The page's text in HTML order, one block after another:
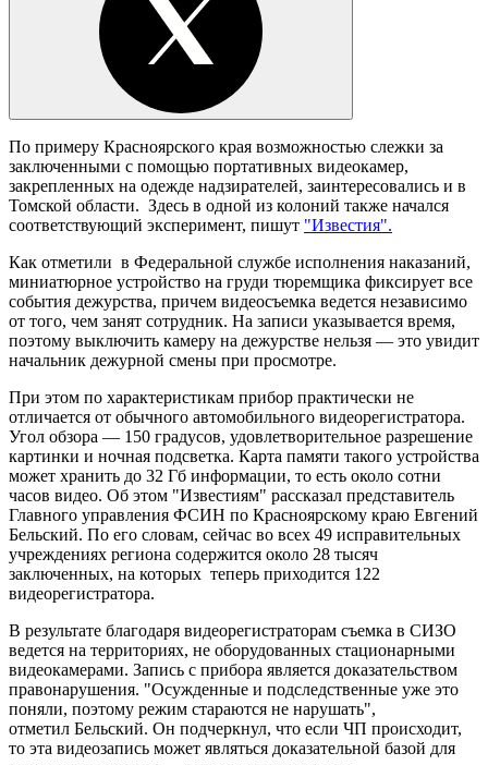
По примеру Красноярского края возможностью слежки за
заключенными с помощью портативных видеокамер,
закрепленных на одежде надзирателей, заинтересовались и в
Томской области. Здесь в одной из колоний также начался
соответствующий эксперимент, пишут "Известия".
Как отметили в Федеральной службе исполнения наказаний,
миниатюрное устройство на груди тюремщика фиксирует все
события дежурства, причем видеосъемка ведется независимо
от того, чем занят сотрудник. На записи указывается время,
поэтому выключить камеру на дежурстве нельзя — это увидит
начальник дежурной смены при просмотре.
При этом по характеристикам прибор практически не
отличается от обычного автомобильного видеорегистратора.
Угол обзора — 150 градусов, удовлетворительное разрешение
картинки и ночная подсветка. Карта памяти такого устройства
может хранить до 32 Гб информации, то есть около сотни
часов видео. Об этом "Известиям" рассказал представитель
Главного управления ФСИН по Красноярскому краю Евгений
Бельский. По его словам, сейчас во всех 49 исправительных
учреждениях региона содержится около 28 тысяч
заключенных, на которых теперь приходится 122
видеорегистратора.
В результате благодаря видеорегистраторам съемка в СИЗО
ведется на территориях, не оборудованных стационарными
видеокамерами. Запись с прибора является доказательством
правонарушения. "Осужденные и подследственные уже это
поняли, поэтому режим стараются не нарушать",
отметил Бельский. Он подчеркнул, что если ЧП происходит,
то эта видеозапись может являться доказательной базой для